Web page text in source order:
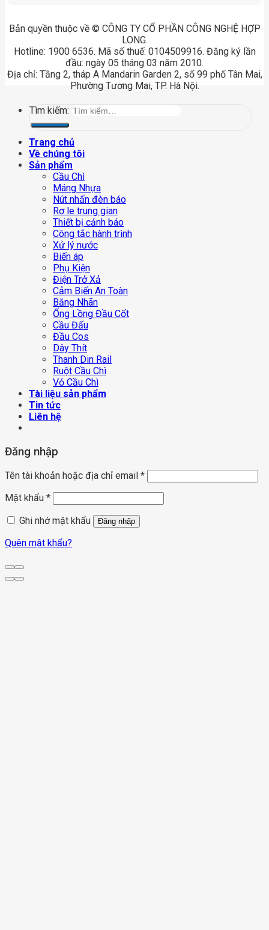
Bản quyền thuộc về © CÔNG TY CỔ PHẦN CÔNG NGHỆ HỢP
LONG.
Hotline: 1900 6536. Mã số thuế: 0104509916. Đăng ký lần
đầu: ngày 05 tháng 03 năm 2010.
Địa chỉ: Tầng 2, tháp A Mandarin Garden 2, số 99 phố Tân Mai,
Phường Tương Mai, TP. Hà Nội.
Tìm kiếm:
Trang chủ
Về chúng tôi
Sản phẩm
Cầu Chì
Máng Nhựa
Nút nhấn đèn báo
Rơ le trung gian
Thiết bị cảnh báo
Công tắc hành trình
Xử lý nước
Biến áp
Phụ Kiện
Điện Trở Xả
Cảm Biến An Toàn
Băng Nhãn
Ống Lồng Đầu Cốt
Cầu Đấu
Đầu Cos
Dây Thít
Thanh Din Rail
Ruột Cầu Chì
Vỏ Cầu Chì
Tài liệu sản phẩm
Tin tức
Liên hệ
Đăng nhập
Tên tài khoản hoặc địa chỉ email *
Mật khẩu *
Ghi nhớ mật khẩu
Đăng nhập
Quên mật khẩu?